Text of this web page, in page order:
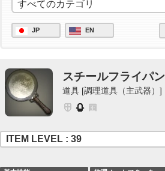
JP EN
スチールフライパン
道具 [調理道具（主武器）]
ITEM LEVEL : 39